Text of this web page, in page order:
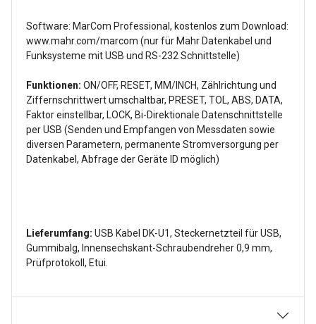
Software: MarCom Professional, kostenlos zum Download:
www.mahr.com/marcom (nur für Mahr Datenkabel und
Funksysteme mit USB und RS-232 Schnittstelle)
Funktionen: ON/OFF, RESET, MM/INCH, Zählrichtung und
Ziffernschrittwert umschaltbar, PRESET, TOL, ABS, DATA,
Faktor einstellbar, LOCK, Bi-Direktionale Datenschnittstelle
per USB (Senden und Empfangen von Messdaten sowie
diversen Parametern, permanente Stromversorgung per
Datenkabel, Abfrage der Geräte ID möglich)
Lieferumfang: USB Kabel DK-U1, Steckernetzteil für USB,
Gummibalg, Innensechskant-Schraubendreher 0,9 mm,
Prüfprotokoll, Etui.